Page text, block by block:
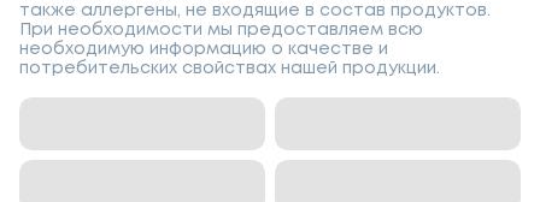
также аллергены, не входящие в состав продуктов.
При необходимости мы предоставляем всю
необходимую информацию о качестве и
потребительских свойствах нашей продукции.